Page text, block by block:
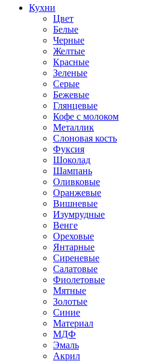
Кухни
Цвет
Белые
Черные
Желтые
Красные
Зеленые
Серые
Бежевые
Глянцевые
Кофе с молоком
Металлик
Слоновая кость
Фуксия
Шоколад
Шампань
Оливковые
Оранжевые
Вишневые
Изумрудные
Венге
Ореховые
Янтарные
Сиреневые
Салатовые
Фиолетовые
Мятные
Золотые
Синие
Материал
МДФ
Эмаль
Акрил